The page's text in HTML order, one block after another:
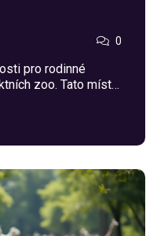
0
pro rodinné
zoo. Tato místa
i dospělým.
čekají. Objevte tipy